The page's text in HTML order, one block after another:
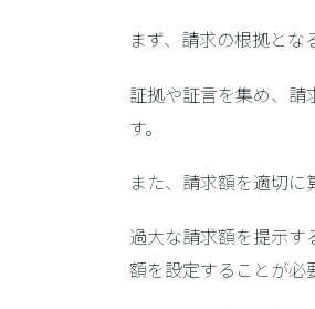
まず、 請求の根拠とな
証拠や証言を集め、請
す。
また、 請求額を適切に
過大な請求額を提示
額を設定することが必